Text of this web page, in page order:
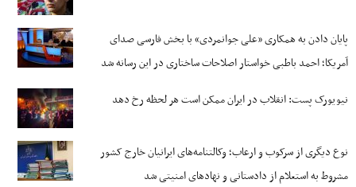
پایان دادن به همکاری «علی جوانمردی» با بخش فارسی صدای
آمریکا؛ احمد باطبی خواستار اصلاحات ساختاری در این رسانه شد
نیویورک پست: انقلاب در ایران ممکن است هر لحظه رخ دهد
نوع دیگری از سرکوب و ارعاب؛ وکالتنامه‌های ایرانیان خارج کشور
مشروط به استعلام از دادستانی و نهادهای امنیتی شد